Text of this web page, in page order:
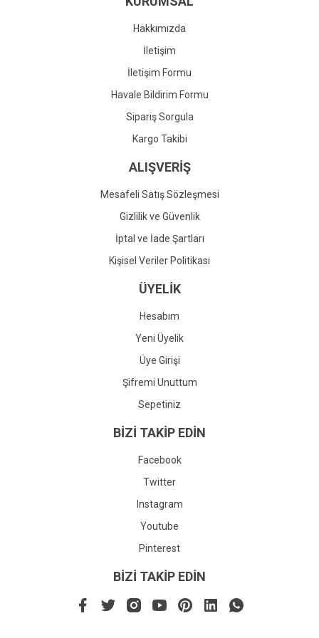
Gönder
Hakkımızda
İletişim
İletişim Formu
Havale Bildirim Formu
Sipariş Sorgula
Kargo Takibi
ALIŞVERİŞ
Mesafeli Satış Sözleşmesi
Gizlilik ve Güvenlik
İptal ve İade Şartları
Kişisel Veriler Politikası
ÜYELİK
Hesabım
Yeni Üyelik
Üye Girişi
Şifremi Unuttum
Sepetiniz
BİZİ TAKİP EDİN
Facebook
Twitter
Instagram
Youtube
Pinterest
BİZİ TAKİP EDİN